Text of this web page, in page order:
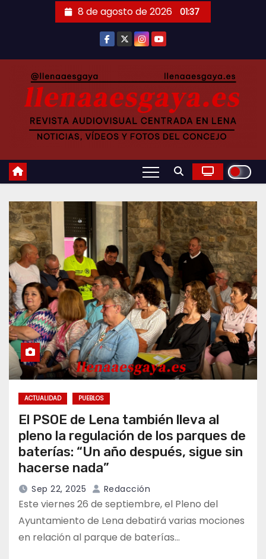
8 de agosto de 2026 01:37
ACTUALIDAD PUEBLOS
El PSOE de Lena también lleva al
pleno la regulación de los parques de
baterías: “Un año después, sigue sin
hacerse nada”
Sep 22, 2025 Redacción
Este viernes 26 de septiembre, el Pleno del
Ayuntamiento de Lena debatirá varias mociones
en relación al parque de baterías…